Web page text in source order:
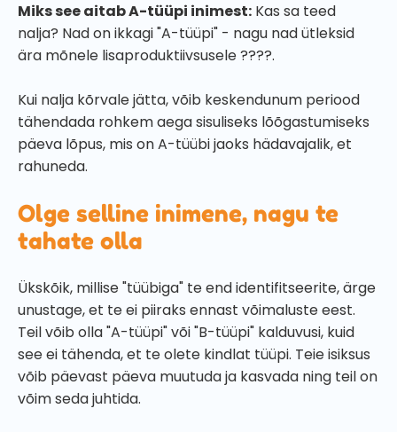
Miks see aitab A-tüüpi inimest: Kas sa teed
nalja? Nad on ikkagi "A-tüüpi" - nagu nad ütleksid
ära mõnele lisaproduktiivsusele ????.
Kui nalja kõrvale jätta, võib keskendunum periood
tähendada rohkem aega sisuliseks lõõgastumiseks
päeva lõpus, mis on A-tüübi jaoks hädavajalik, et
rahuneda.
Olge selline inimene, nagu te
tahate olla
Ükskõik, millise "tüübiga" te end identifitseerite, ärge
unustage, et te ei piiraks ennast võimaluste eest.
Teil võib olla "A-tüüpi" või "B-tüüpi" kalduvusi, kuid
see ei tähenda, et te olete kindlat tüüpi. Teie isiksus
võib päevast päeva muutuda ja kasvada ning teil on
võim seda juhtida.